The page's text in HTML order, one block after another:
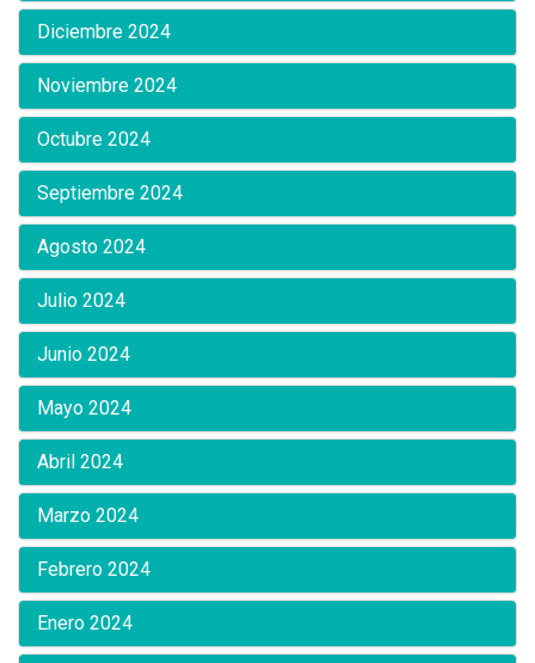
Diciembre 2024
Noviembre 2024
Octubre 2024
Septiembre 2024
Agosto 2024
Julio 2024
Junio 2024
Mayo 2024
Abril 2024
Marzo 2024
Febrero 2024
Enero 2024